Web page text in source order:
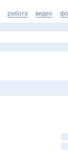
работа видео